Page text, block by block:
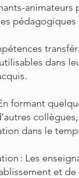
dans
formant
dans le
: Les
et